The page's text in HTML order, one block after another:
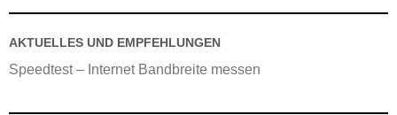
AKTUELLES UND EMPFEHLUNGEN
Speedtest – Internet Bandbreite messen